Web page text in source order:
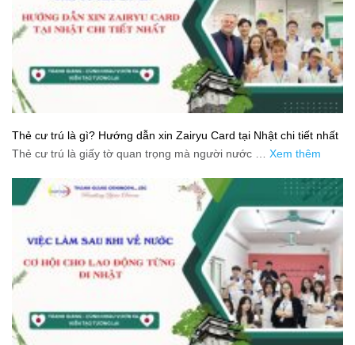
Thẻ cư trú là gì? Hướng dẫn xin Zairyu Card tại Nhật chi tiết nhất
Thẻ cư trú là giấy tờ quan trọng mà người nước … Xem thêm